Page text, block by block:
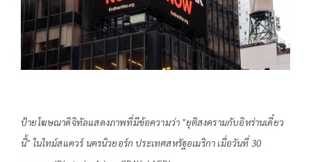
ป้ายโฆษณาดิจิทัลแสดงภาพที่มีข้อความว่า "ยุติสงครามกับอิหร่านเดี๋ยว
นี้" ในไทม์สแควร์ นครนิวยอร์ก ประเทศสหรัฐอเมริกา เมื่อวันที่ 30